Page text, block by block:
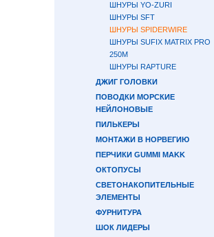
ШНУРЫ YO-ZURI
ШНУРЫ SFT
ШНУРЫ SPIDERWIRE
ШНУРЫ SUFIX MATRIX PRO
250M
ШНУРЫ RAPTURE
ДЖИГ ГОЛОВКИ
ПОВОДКИ МОРСКИЕ
НЕЙЛОНОВЫЕ
ПИЛЬКЕРЫ
МОНТАЖИ В НОРВЕГИЮ
ПЕРЧИКИ GUMMI MAKK
ОКТОПУСЫ
СВЕТОНАКОПИТЕЛЬНЫЕ
ЭЛЕМЕНТЫ
ФУРНИТУРА
ШОК ЛИДЕРЫ